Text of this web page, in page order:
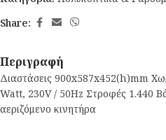
Share:
Περιγραφή
Διαστάσεις 900x587x452(h)mm
Watt, 230V / 50Ηz Στροφές 1.440
αεριζόμενο κινητήρα